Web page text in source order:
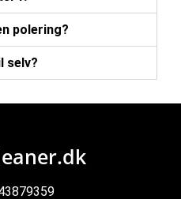
polering?
selv?